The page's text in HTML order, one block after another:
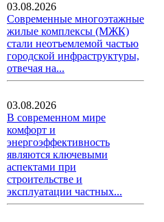
03.08.2026
Современные многоэтажные
жилые комплексы (МЖК)
стали неотъемлемой частью
городской инфраструктуры,
отвечая на...
03.08.2026
В современном мире
комфорт и
энергоэффективность
являются ключевыми
аспектами при
строительстве и
эксплуатации частных...